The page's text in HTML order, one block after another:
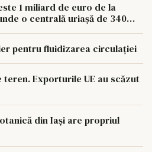
1 miliard de euro de la
o centrală uriașă de 340
pentru fluidizarea circulației
Exporturile UE au scăzut
din Iași are propriul